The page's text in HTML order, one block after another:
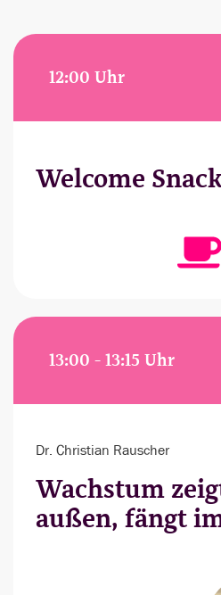
12:00 Uhr
Welcome
13:00 - 13:15 Uhr
Dr. Christian Rauscher
Wachstum
außen, fängt